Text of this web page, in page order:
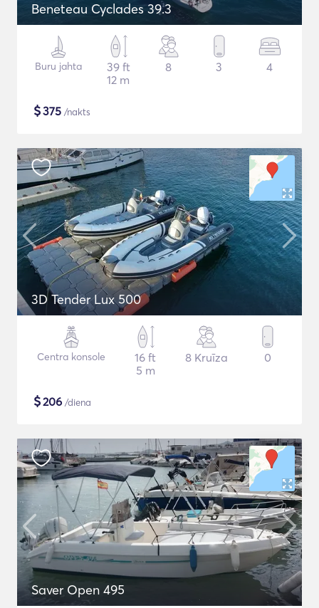
Beneteau Cyclades 39.3
Buru jahta
39 ft
12 m
8 3 4
$375 /nakts
3D Tender Lux 500
Centra konsole
16 ft
5 m
8 Kruīza 0
$206 /diena
Saver Open 495